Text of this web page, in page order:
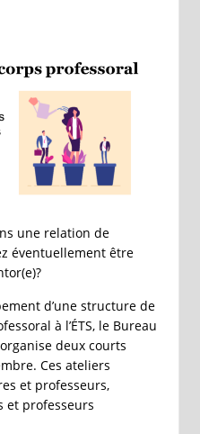
une relation de
éventuellement être
d’une structure de
à l’ÉTS, le Bureau
deux courts
Ces ateliers
et professeurs,
et professeurs